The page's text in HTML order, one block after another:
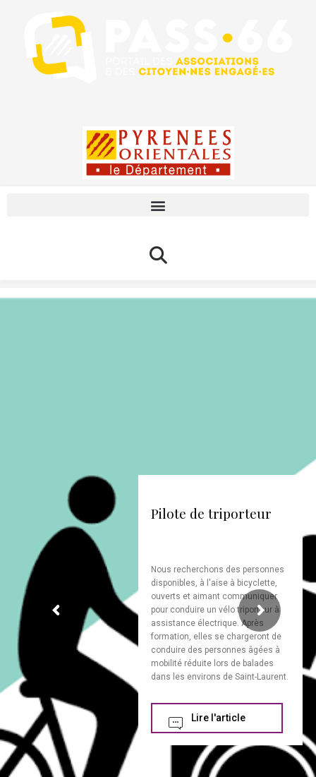
Pilote de triporteur
Nous recherchons des personnes
disponibles, à l'aise à bicyclette,
ouverts et aimant communiquer
pour conduire un vélo triporteur à
assistance électrique. Après
formation, elles se chargeront de
conduire des personnes âgées à
mobilité réduite lors de balades
dans les environs de Saint-Laurent.
Lire l'article